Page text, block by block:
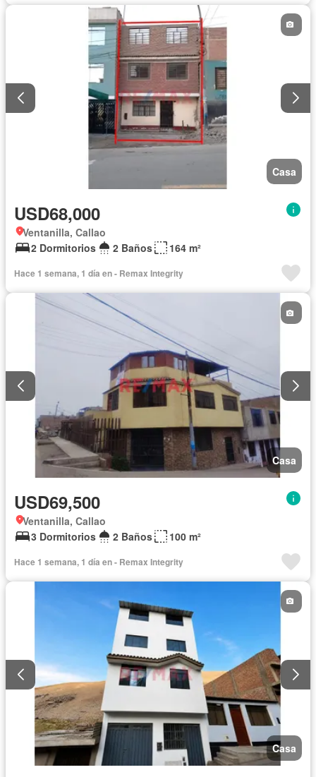
Casa
USD68,000
Ventanilla, Callao
2 Dormitorios
2 Baños 164 m²
Hace 1 semana, 1 día en - Remax Integrity
Casa
USD69,500
Ventanilla, Callao
3 Dormitorios
2 Baños 100 m²
Hace 1 semana, 1 día en - Remax Integrity
Casa